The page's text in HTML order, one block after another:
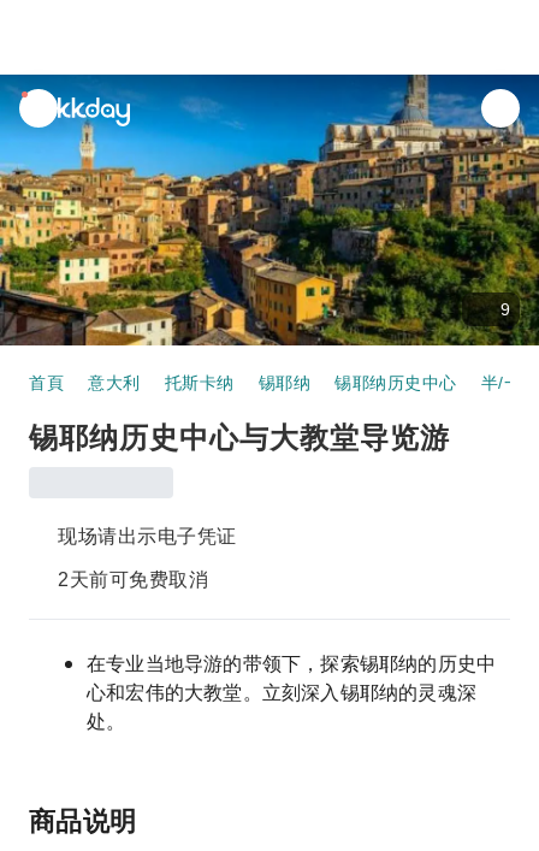
unread
notifications
9
首頁 意大利 托斯卡纳 锡耶纳 锡耶纳历史中心 半/一
锡耶纳历史中心与大教堂导览游
现场请出示电子凭证
2天前可免费取消
在专业当地导游的带领下，探索锡耶纳的历史中
心和宏伟的大教堂。立刻深入锡耶纳的灵魂深
处。
商品说明